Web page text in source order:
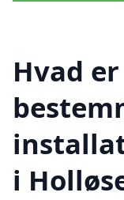
Hvad
i